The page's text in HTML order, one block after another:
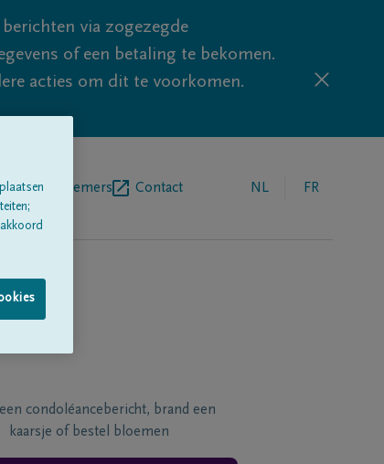
via zogezegde
of een betaling te bekomen.
acties om dit te voorkomen.
Contact NL FR
condoléancebericht, brand een
kaarsje of bestel bloemen